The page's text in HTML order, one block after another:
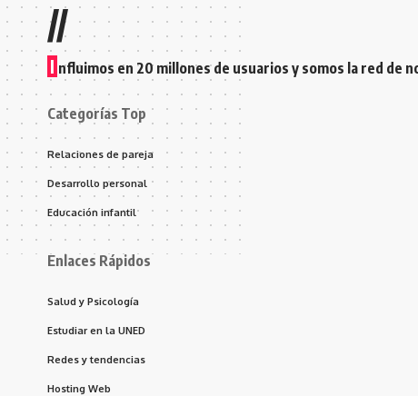
//
I nfluimos en 20 millones de usuarios y somos la red de
Categorías Top
Relaciones de pareja
Desarrollo personal
Educación infantil
Enlaces Rápidos
Salud y Psicología
Estudiar en la UNED
Redes y tendencias
Hosting Web